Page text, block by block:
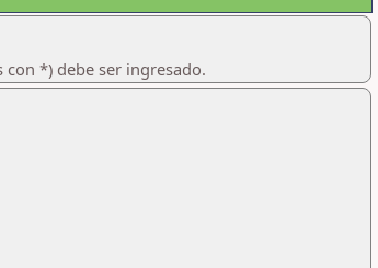
*) debe ser ingresado.